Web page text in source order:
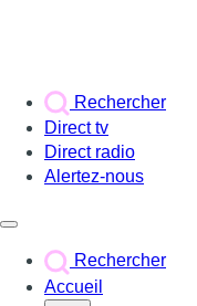
Rechercher
Direct tv
Direct radio
Alertez-nous
Rechercher
Accueil